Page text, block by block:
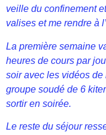
veille du confinement
valises et me rendre à
La première semaine
heures de cours par
soir avec les vidéos
groupe soudé de 6
sortir en soirée.
Le reste du séjour